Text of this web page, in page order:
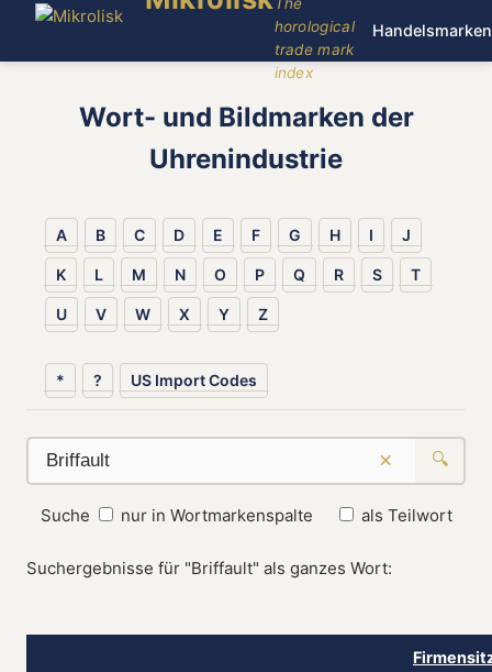
horological
trade mark
index
Handelsmarken
Wort- und Bildmarken der
Uhrenindustrie
A B C D E F G H I J
K L M N O P Q R S T
U V W X Y Z
* ? US Import Codes
× 🔍
Suche nur in Wortmarkenspalte als Teilwort
Suchergebnisse für "Briffault" als ganzes Wort: